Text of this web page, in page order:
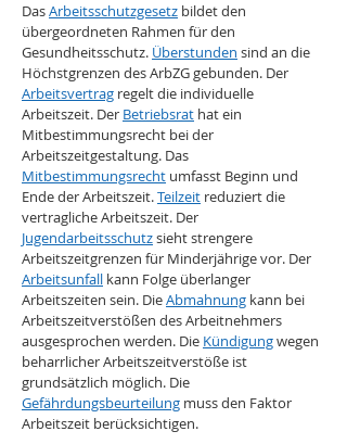
Das Arbeitsschutzgesetz bildet den
übergeordneten Rahmen für den
Gesundheitsschutz. Überstunden sind an die
Höchstgrenzen des ArbZG gebunden. Der
Arbeitsvertrag regelt die individuelle
Arbeitszeit. Der Betriebsrat hat ein
Mitbestimmungsrecht bei der
Arbeitszeitgestaltung. Das
Mitbestimmungsrecht umfasst Beginn und
Ende der Arbeitszeit. Teilzeit reduziert die
vertragliche Arbeitszeit. Der
Jugendarbeitsschutz sieht strengere
Arbeitszeitgrenzen für Minderjährige vor. Der
Arbeitsunfall kann Folge überlanger
Arbeitszeiten sein. Die Abmahnung kann bei
Arbeitszeitverstößen des Arbeitnehmers
ausgesprochen werden. Die Kündigung wegen
beharrlicher Arbeitszeitverstöße ist
grundsätzlich möglich. Die
Gefährdungsbeurteilung muss den Faktor
Arbeitszeit berücksichtigen.